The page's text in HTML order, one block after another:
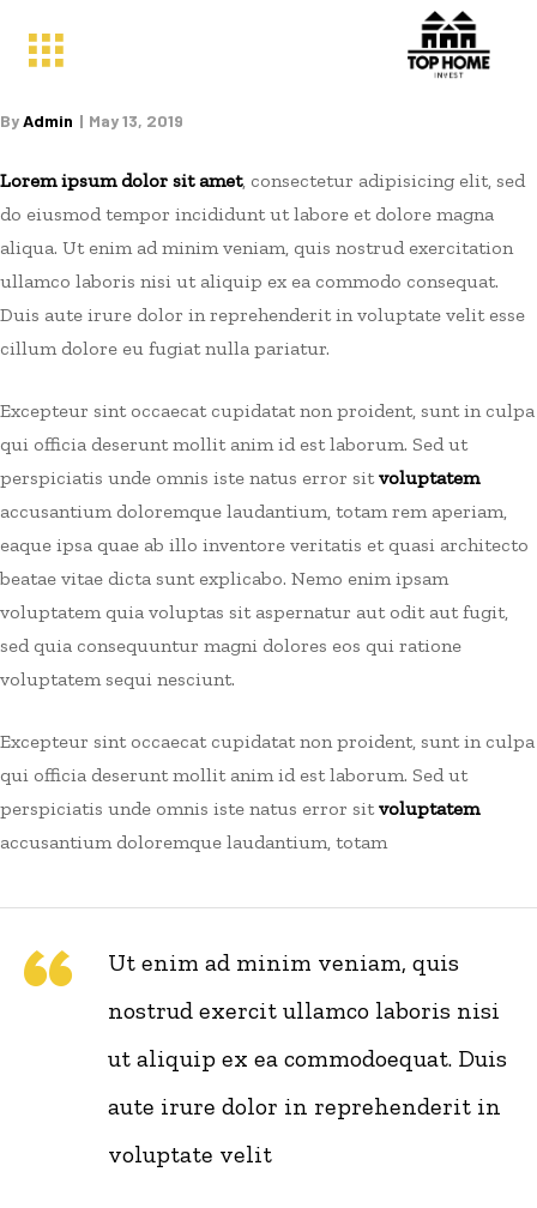
ByAdmin May 13, 2019
Lorem ipsum dolor sit amet, consectetur adipisicing elit, sed
do eiusmod tempor incididunt ut labore et dolore magna
aliqua. Ut enim ad minim veniam, quis nostrud exercitation
ullamco laboris nisi ut aliquip ex ea commodo consequat.
Duis aute irure dolor in reprehenderit in voluptate velit esse
cillum dolore eu fugiat nulla pariatur.
Excepteur sint occaecat cupidatat non proident, sunt in culpa
qui officia deserunt mollit anim id est laborum. Sed ut
perspiciatis unde omnis iste natus error sitvoluptatem
accusantium doloremque laudantium, totam rem aperiam,
eaque ipsa quae ab illo inventore veritatis et quasi architecto
beatae vitae dicta sunt explicabo. Nemo enim ipsam
voluptatem quia voluptas sit aspernatur aut odit aut fugit,
sed quia consequuntur magni dolores eos qui ratione
voluptatem sequi nesciunt.
Excepteur sint occaecat cupidatat non proident, sunt in culpa
qui officia deserunt mollit anim id est laborum. Sed ut
perspiciatis unde omnis iste natus error sitvoluptatem
accusantium doloremque laudantium, totam
Ut enim ad minim veniam, quis
nostrud exercit ullamco laboris nisi
ut aliquip ex ea commodoequat. Duis
aute irure dolor in reprehenderit in
voluptate velit